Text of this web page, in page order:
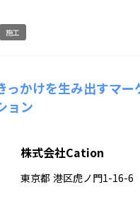
施工
っかけを生み出すマー
ョン
株式会社Cation
東京都 港区虎ノ門1-16-6